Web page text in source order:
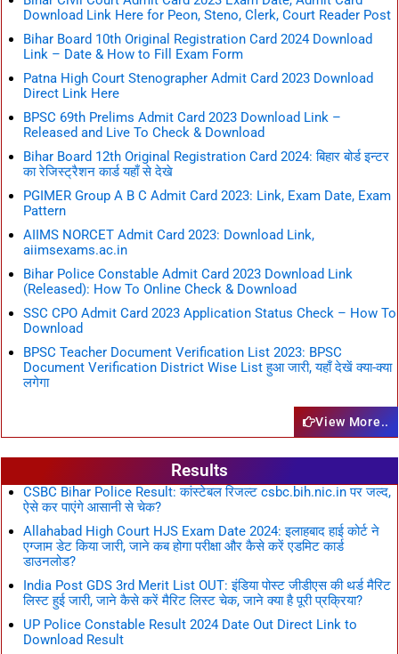
Download Link Here for Peon, Steno, Clerk, Court Reader Post
Bihar Board 10th Original Registration Card 2024 Download
Link – Date & How to Fill Exam Form
Patna High Court Stenographer Admit Card 2023 Download
Direct Link Here
BPSC 69th Prelims Admit Card 2023 Download Link –
Released and Live To Check & Download
Bihar Board 12th Original Registration Card 2024: बिहार बोर्ड इन्टर
का रेजिस्ट्रैशन कार्ड यहाँ से देखे
PGIMER Group A B C Admit Card 2023: Link, Exam Date, Exam
Pattern
AIIMS NORCET Admit Card 2023: Download Link,
aiimsexams.ac.in
Bihar Police Constable Admit Card 2023 Download Link
(Released): How To Online Check & Download
SSC CPO Admit Card 2023 Application Status Check – How To
Download
BPSC Teacher Document Verification List 2023: BPSC
Document Verification District Wise List हुआ जारी, यहाँ देखें क्या-क्या
लगेगा
View More..
Results
CSBC Bihar Police Result: कांस्टेबल रिजल्ट csbc.bih.nic.in पर जल्द,
ऐसे कर पाएंगे आसानी से चेक?
Allahabad High Court HJS Exam Date 2024: इलाहबाद हाई कोर्ट ने
एग्जाम डेट किया जारी, जाने कब होगा परीक्षा और कैसे करें एडमिट कार्ड
डाउनलोड?
India Post GDS 3rd Merit List OUT: इंडिया पोस्ट जीडीएस की थर्ड मैरिट
लिस्ट हुई जारी, जाने कैसे करें मैरिट लिस्ट चेक, जाने क्या है पूरी प्रक्रिया?
UP Police Constable Result 2024 Date Out Direct Link to
Download Result